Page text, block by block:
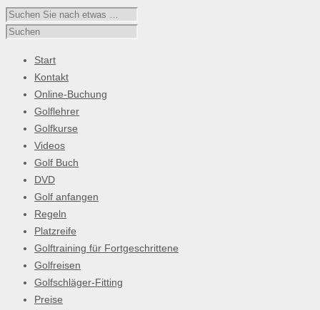
Start
Kontakt
Online-Buchung
Golflehrer
Golfkurse
Videos
Golf Buch
DVD
Golf anfangen
Regeln
Platzreife
Golftraining für Fortgeschrittene
Golfreisen
Golfschläger-Fitting
Preise